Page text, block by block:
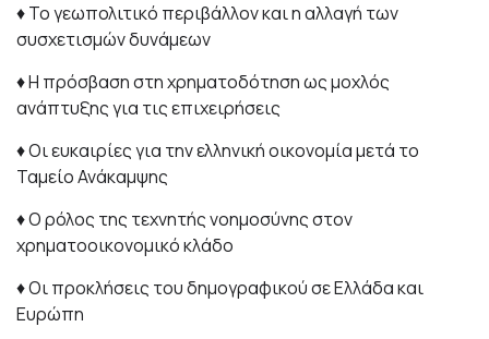
♦ Το γεωπολιτικό περιβάλλον και η αλλαγή των
συσχετισμών δυνάμεων
♦ Η πρόσβαση στη χρηματοδότηση ως μοχλός
ανάπτυξης για τις επιχειρήσεις
♦ Οι ευκαιρίες για την ελληνική οικονομία μετά το
Ταμείο Ανάκαμψης
♦ Ο ρόλος της τεχνητής νοημοσύνης στον
χρηματοοικονομικό κλάδο
♦ Οι προκλήσεις του δημογραφικού σε Ελλάδα και
Ευρώπη